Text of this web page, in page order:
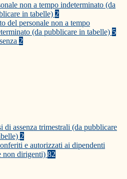
non a tempo indeterminato (da
in tabelle) 2
del personale non a tempo
(da pubblicare in tabelle) 5
2
di assenza trimestrali (da pubblicare
2
e autorizzati ai dipendenti
non dirigenti) 82